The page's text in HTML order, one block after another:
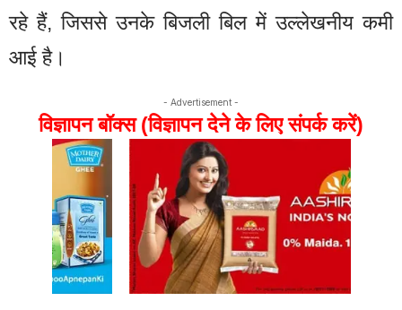
रहे हैं, जिससे उनके बिजली बिल में उल्लेखनीय कमी
आई है।
- Advertisement -
विज्ञापन बॉक्स (विज्ञापन देने के लिए संपर्क करें)